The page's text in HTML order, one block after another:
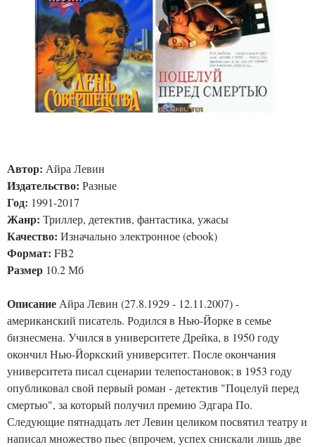
Автор: Айра Левин
Издательство: Разные
Год: 1991-2017
Жанр: Триллер, детектив, фантастика, ужасы
Качество: Изначально электронное (ebook)
Формат: FB2
Размер 10.2 Мб
Описание Айра Левин (27.8.1929 - 12.11.2007) -
американский писатель. Родился в Нью-Йорке в семье
бизнесмена. Учился в университете Дрейка, в 1950 году
окончил Нью-Йоркский университет. После окончания
университета писал сценарии телепостановок; в 1953 году
опубликовал свой первый роман - детектив "Поцелуй перед
смертью", за который получил премию Эдгара По.
Следующие пятнадцать лет Левин целиком посвятил театру и
написал множество пьес (впрочем, успех снискали лишь две